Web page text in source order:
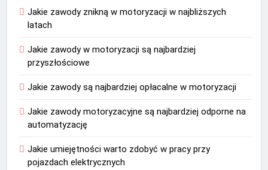
Jakie zawody znikną w motoryzacji w najbliższych
latach
Jakie zawody w motoryzacji są najbardziej
przyszłościowe
Jakie zawody są najbardziej opłacalne w motoryzacji
Jakie zawody motoryzacyjne są najbardziej odporne na
automatyzację
Jakie umiejętności warto zdobyć w pracy przy
pojazdach elektrycznych